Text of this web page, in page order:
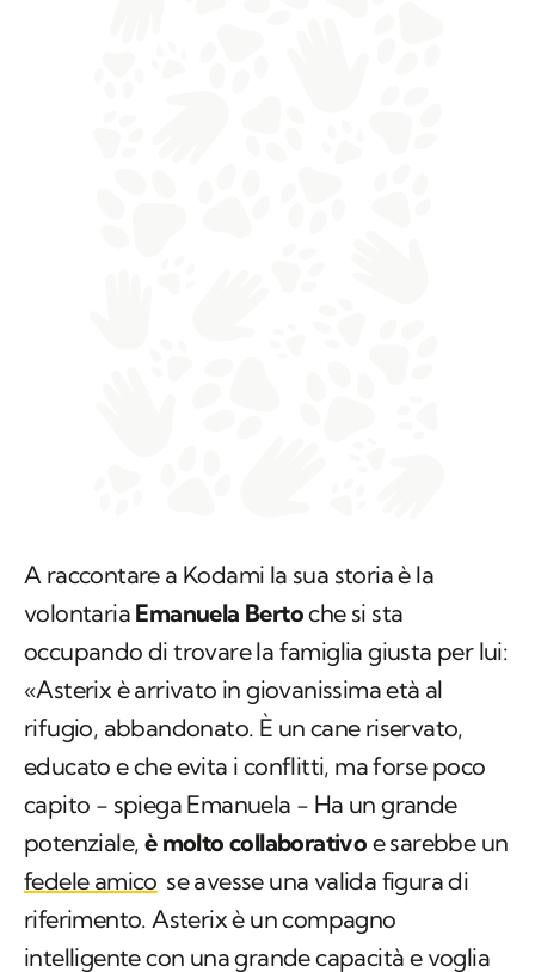
A raccontare a Kodami la sua storia è la
volontaria Emanuela Bertoche si sta
occupando di trovare la famiglia giusta per lui:
«Asterix è arrivato in giovanissima età al
rifugio, abbandonato. È un cane riservato,
educato e che evita i conflitti, ma forse poco
capito − spiega Emanuela − Ha un grande
potenziale, è molto collaborativo e sarebbe un
fedele amico se avesse una valida figura di
riferimento. Asterix è un compagno
intelligente con una grande capacità e voglia